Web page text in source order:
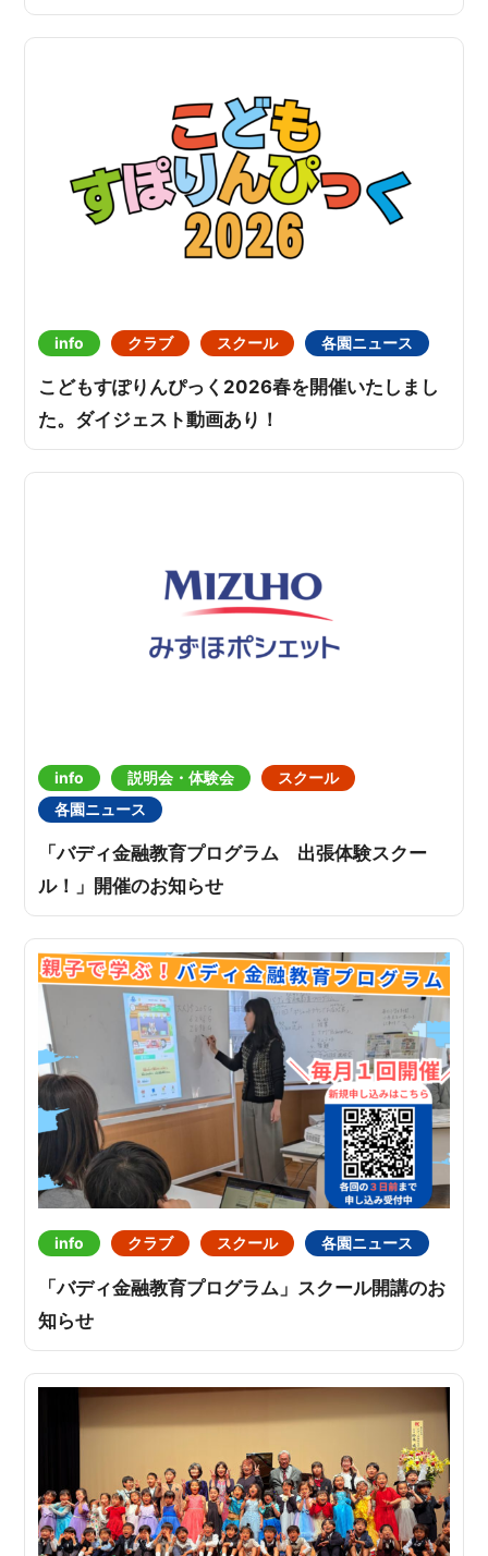
info クラブ スクール 各園ニュース
こどもすぽりんぴっく2026春を開催いたしまし
た。ダイジェスト動画あり！
info 説明会・体験会
スクール
各園ニュース
「バディ金融教育プログラム 出張体験スクー
ル！」開催のお知らせ
info クラブ スクール 各園ニュース
「バディ金融教育プログラム」スクール開講のお
知らせ